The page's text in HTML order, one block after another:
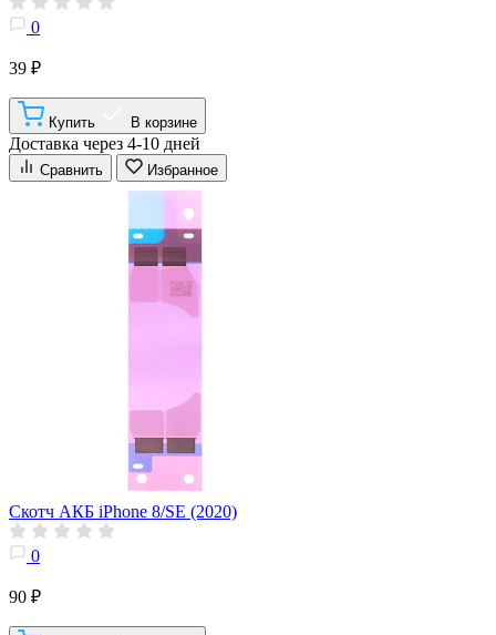
0
39 ₽
Купить В корзине
Доставка через 4-10 дней
Сравнить Избранное
Скотч АКБ iPhone 8/SE (2020)
0
90 ₽